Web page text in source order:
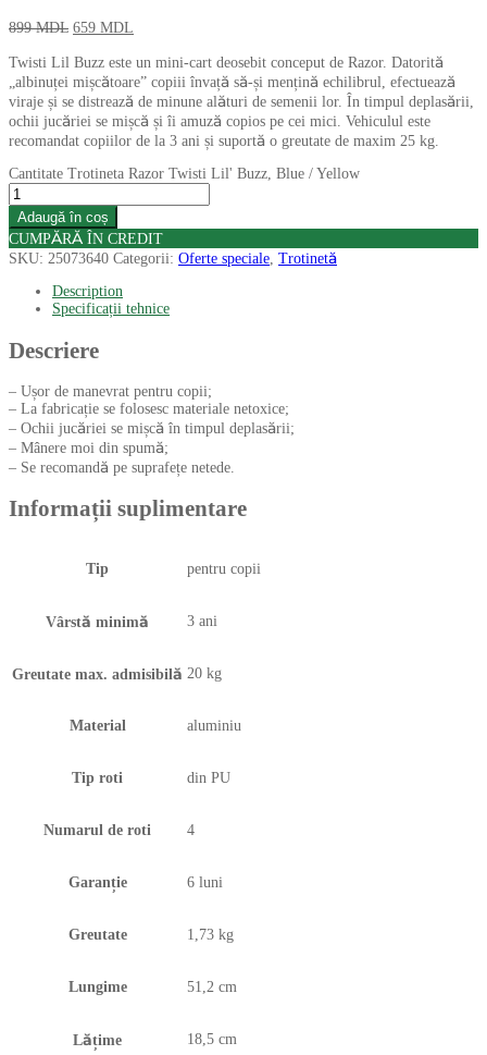
899MDL 659 MDL
Twisti Lil Buzz este un mini-cart deosebit conceput de Razor. Datorită
„albinuței mișcătoare” copiii învață să-și mențină echilibrul, efectuează
viraje și se distrează de minune alături de semenii lor. În timpul deplasării,
ochii jucăriei se mișcă și îi amuză copios pe cei mici. Vehiculul este
recomandat copiilor de la 3 ani și suportă o greutate de maxim 25 kg.
Cantitate Trotineta Razor Twisti Lil' Buzz, Blue / Yellow
Adaugă în coș
CUMPĂRĂ ÎN CREDIT
SKU: 25073640 Categorii: Oferte speciale, Trotinetă
Description
Specificații tehnice
Descriere
– Ușor de manevrat pentru copii;
– La fabricație se folosesc materiale netoxice;
– Ochii jucăriei se mișcă în timpul deplasării;
– Mânere moi din spumă;
– Se recomandă pe suprafețe netede.
Informații suplimentare
Tip pentru copii
Vârstă minimă 3 ani
Greutate max. admisibilă 20 kg
Material aluminiu
Tip roti din PU
Numarul de roti 4
Garanție 6 luni
Greutate 1,73 kg
Lungime 51,2 cm
Lățime 18,5 cm